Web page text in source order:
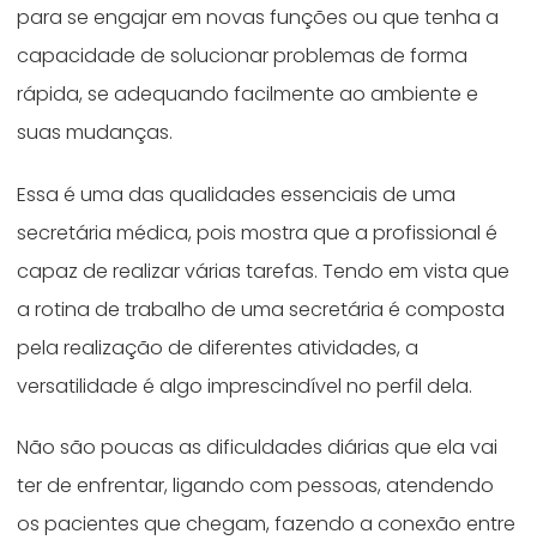
para se engajar em novas funções ou que tenha a
capacidade de solucionar problemas de forma
rápida, se adequando facilmente ao ambiente e
suas mudanças.
Essa é uma das qualidades essenciais de uma
secretária médica, pois mostra que a profissional é
capaz de realizar várias tarefas. Tendo em vista que
a rotina de trabalho de uma secretária é composta
pela realização de diferentes atividades, a
versatilidade é algo imprescindível no perfil dela.
Não são poucas as dificuldades diárias que ela vai
ter de enfrentar, ligando com pessoas, atendendo
os pacientes que chegam, fazendo a conexão entre